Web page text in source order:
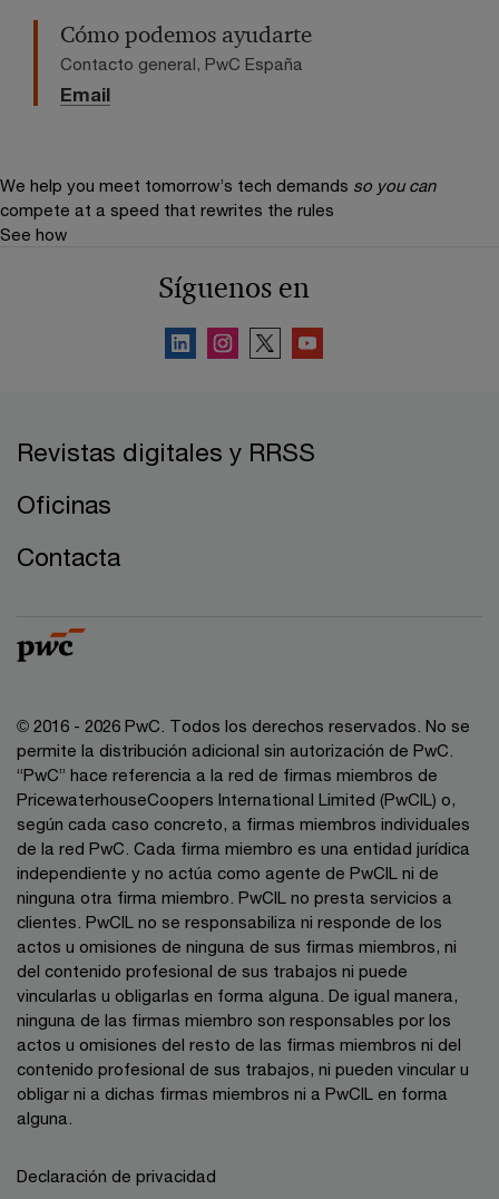
Cómo podemos ayudarte
Contacto general, PwC España
Email
We help you meet tomorrow’s tech demands so you can
compete at a speed that rewrites the rules
See how
Síguenos en
Revistas digitales y RRSS
Oficinas
Contacta
© 2016 - 2026 PwC. Todos los derechos reservados. No se
permite la distribución adicional sin autorización de PwC.
“PwC” hace referencia a la red de firmas miembros de
PricewaterhouseCoopers International Limited (PwCIL) o,
según cada caso concreto, a firmas miembros individuales
de la red PwC. Cada firma miembro es una entidad jurídica
independiente y no actúa como agente de PwCIL ni de
ninguna otra firma miembro. PwCIL no presta servicios a
clientes. PwCIL no se responsabiliza ni responde de los
actos u omisiones de ninguna de sus firmas miembros, ni
del contenido profesional de sus trabajos ni puede
vincularlas u obligarlas en forma alguna. De igual manera,
ninguna de las firmas miembro son responsables por los
actos u omisiones del resto de las firmas miembros ni del
contenido profesional de sus trabajos, ni pueden vincular u
obligar ni a dichas firmas miembros ni a PwCIL en forma
alguna.
Declaración de privacidad